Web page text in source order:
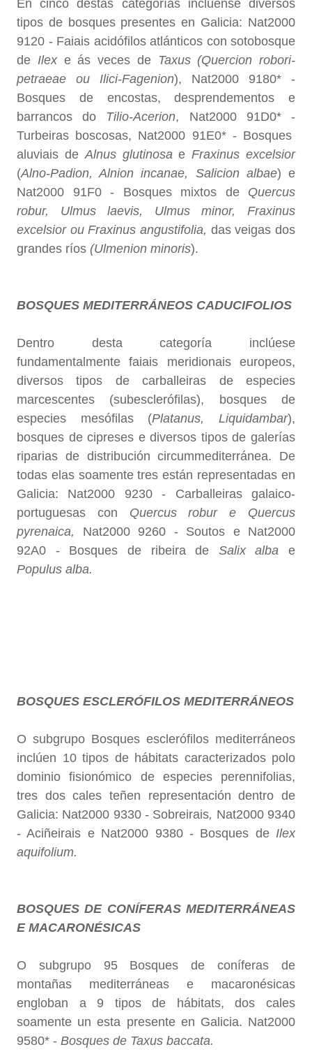
En cinco destas categorías inclúense diversos
tipos de bosques presentes en Galicia: Nat2000
9120 - Faiais acidófilos atlánticos con sotobosque
de Ilex e ás veces deTaxus (Quercion robori-
petraeae ou Ilici-Fagenion), Nat2000 9180* -
Bosques de encostas, desprendementos e
barrancos do Tilio-Acerion, Nat2000 91D0* -
Turbeiras boscosas, Nat2000 91E0* - Bosques
aluviais deAlnus glutinosaeFraxinus excelsior
(Alno-Padion, Alnion incanae, Salicion albae) e
Nat2000 91F0 - Bosques mixtos deQuercus
robur, Ulmus laevis, Ulmus minor, Fraxinus
excelsior ou Fraxinus angustifolia, das veigas dos
grandes ríos (Ulmenion minoris).
BOSQUES MEDITERRÁNEOS CADUCIFOLIOS
Dentro desta categoría inclúese
fundamentalmente faiais meridionais europeos,
diversos tipos de carballeiras de especies
marcescentes (subesclerófilas), bosques de
especies mesófilas (Platanus, Liquidambar),
bosques de cipreses e diversos tipos de galerías
riparias de distribución circummediterránea. De
todas elas soamente tres están representadas en
Galicia: Nat2000 9230 - Carballeiras galaico-
portuguesas con Quercus robur e Quercus
pyrenaica, Nat2000 9260 - Soutos e Nat2000
92A0 - Bosques de ribeira de Salix alba e
Populus alba.
BOSQUES ESCLERÓFILOS MEDITERRÁNEOS
O subgrupo Bosques esclerófilos mediterráneos
inclúen 10 tipos de hábitats caracterizados polo
dominio fisionómico de especies perennifolias,
tres dos cales teñen representación dentro de
Galicia: Nat2000 9330 - Sobreirais, Nat2000 9340
- Aciñeirais e Nat2000 9380 - Bosques deIlex
aquifolium.
BOSQUES DE CONÍFERAS MEDITERRÁNEAS
E MACARONÉSICAS
O subgrupo 95 Bosques de coníferas de
montañas mediterráneas e macaronésicas
engloban a 9 tipos de hábitats, dos cales
soamente un esta presente en Galicia. Nat2000
9580* - Bosques de Taxus baccata.